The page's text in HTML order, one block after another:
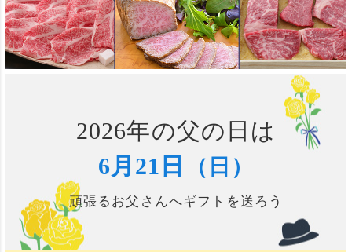
2026年の父の日は
6月21日
（日）
頑張るお父さんへギフトを送ろう